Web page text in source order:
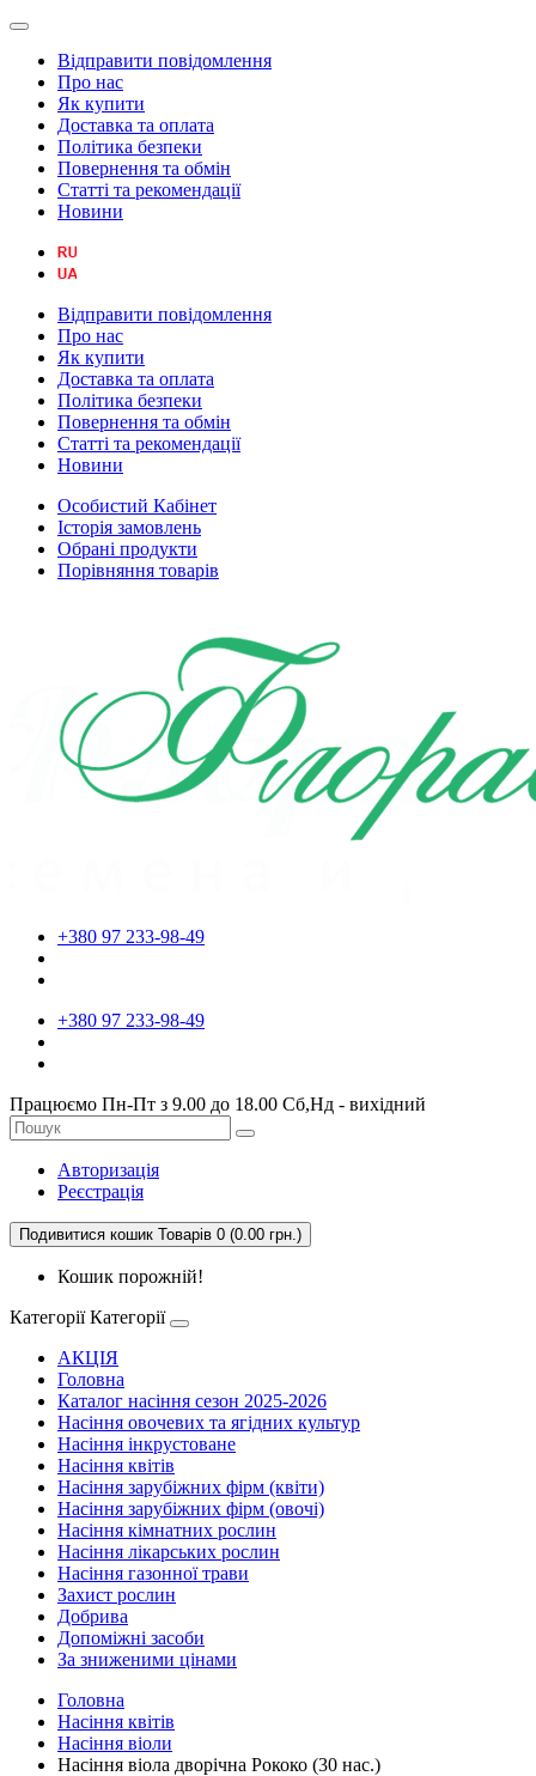
Відправити повідомлення
Про нас
Як купити
Доставка та оплата
Політика безпеки
Повернення та обмін
Статті та рекомендації
Новини
Відправити повідомлення
Про нас
Як купити
Доставка та оплата
Політика безпеки
Повернення та обмін
Статті та рекомендації
Новини
Особистий Кабінет
Історія замовлень
Обрані продукти
Порівняння товарів
+380 97 233-98-49
+380 97 233-98-49
Працюємо Пн-Пт з 9.00 до 18.00 Сб,Нд - вихідний
Авторизація
Реєстрація
Подивитися кошик Товарів 0 (0.00 грн.)
Кошик порожній!
Категорії Категорії
АКЦІЯ
Головна
Каталог насіння сезон 2025-2026
Насіння овочевих та ягідних культур
Насіння інкрустоване
Насіння квітів
Насіння зарубіжних фірм (квіти)
Насіння зарубіжних фірм (овочі)
Насіння кімнатних рослин
Насіння лікарських рослин
Насіння газонної трави
Захист рослин
Добрива
Допоміжні засоби
За зниженими цінами
Головна
Насіння квітів
Насіння віоли
Насіння віола дворічна Рококо (30 нас.)